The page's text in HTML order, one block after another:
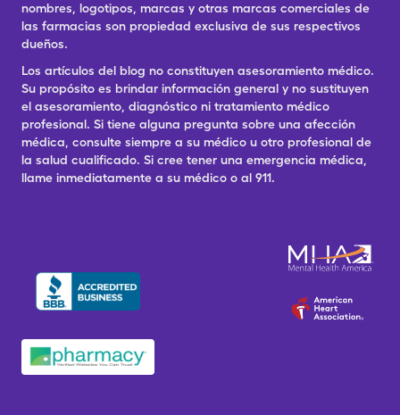
nombres, logotipos, marcas y otras marcas comerciales de
las farmacias son propiedad exclusiva de sus respectivos
dueños.
Los artículos del blog no constituyen asesoramiento médico.
Su propósito es brindar información general y no sustituyen
el asesoramiento, diagnóstico ni tratamiento médico
profesional. Si tiene alguna pregunta sobre una afección
médica, consulte siempre a su médico u otro profesional de
la salud cualificado. Si cree tener una emergencia médica,
llame inmediatamente a su médico o al 911.